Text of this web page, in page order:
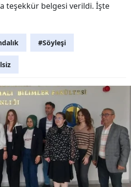
teşekkür belgesi verildi. İşte
#Söyleşi